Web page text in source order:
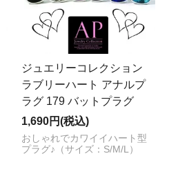
ジュエリーコレクション
ラブリーハート アナルプ
ラグ 179 バットプラグ
1,690円(税込)
おしゃれでカワイイハート型
プラグ♪（サイズ：S/M/L）